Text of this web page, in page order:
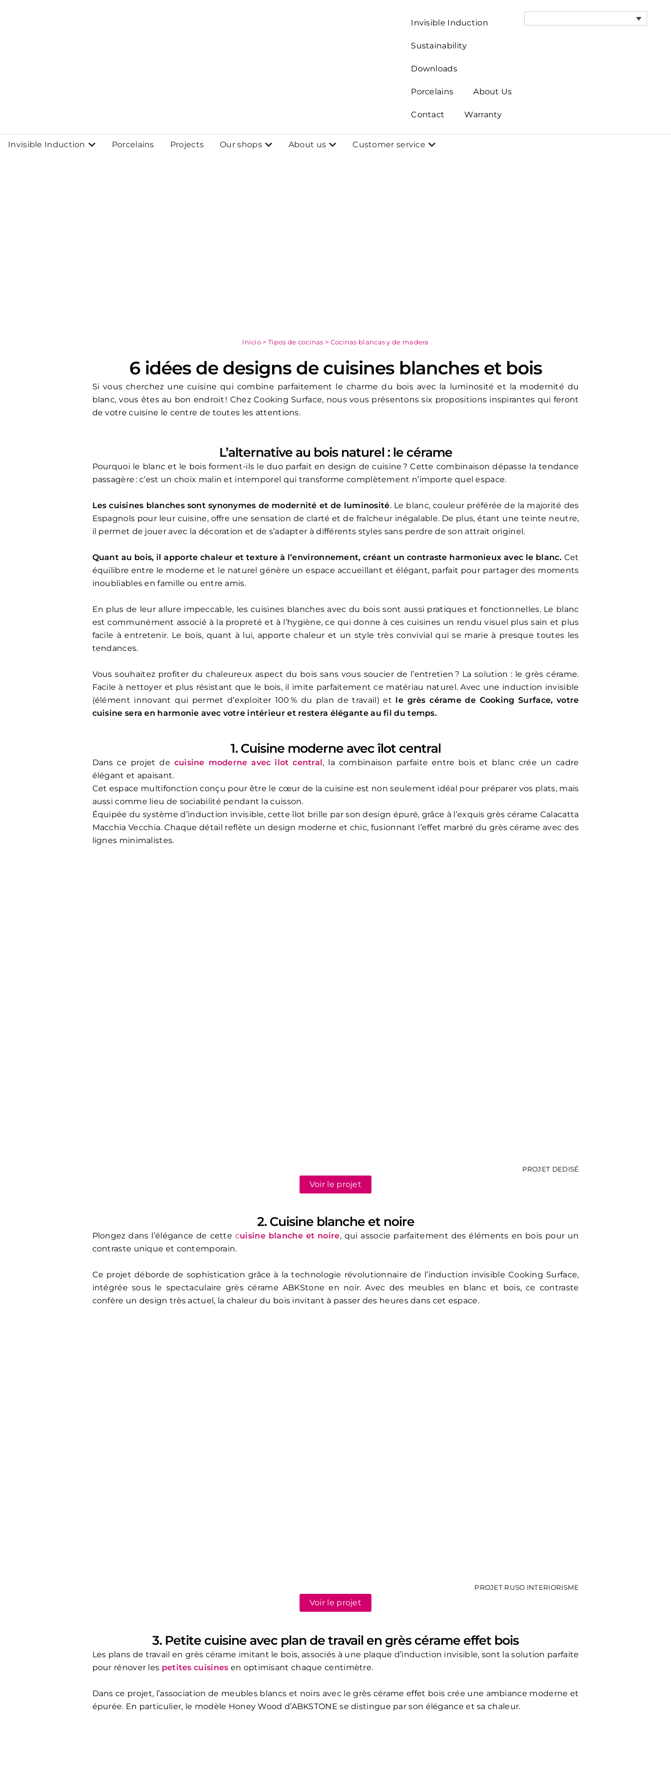
Invisible Induction
Sustainability
Downloads
Porcelains About Us
Contact Warranty
Invisible Induction Open Invisible Induction
Porcelains Projects Our shops Open Our shops
About us Open About us
Customer service Open Customer service
Inicio > Tipos de cocinas > Cocinas blancas y de madera
6 idées de designs de cuisines blanches et bois
Si vous cherchez une cuisine qui combine parfaitement le charme du bois avec la luminosité et la modernité du
blanc, vous êtes au bon endroit ! Chez Cooking Surface, nous vous présentons six propositions inspirantes qui feront
de votre cuisine le centre de toutes les attentions.
L’alternative au bois naturel : le cérame
Pourquoi le blanc et le bois forment-ils le duo parfait en design de cuisine ? Cette combinaison dépasse la tendance
passagère : c’est un choix malin et intemporel qui transforme complètement n’importe quel espace.
Les cuisines blanches sont synonymes de modernité et de luminosité. Le blanc, couleur préférée de la majorité des
Espagnols pour leur cuisine, offre une sensation de clarté et de fraîcheur inégalable. De plus, étant une teinte neutre,
il permet de jouer avec la décoration et de s’adapter à différents styles sans perdre de son attrait originel.
Quant au bois, il apporte chaleur et texture à l’environnement, créant un contraste harmonieux avec le blanc.Cet
équilibre entre le moderne et le naturel génère un espace accueillant et élégant, parfait pour partager des moments
inoubliables en famille ou entre amis.
En plus de leur allure impeccable, les cuisines blanches avec du bois sont aussi pratiques et fonctionnelles. Le blanc
est communément associé à la propreté et à l’hygiène, ce qui donne à ces cuisines un rendu visuel plus sain et plus
facile à entretenir. Le bois, quant à lui, apporte chaleur et un style très convivial qui se marie à presque toutes les
tendances.
Vous souhaitez profiter du chaleureux aspect du bois sans vous soucier de l’entretien ? La solution : le grès cérame.
Facile à nettoyer et plus résistant que le bois, il imite parfaitement ce matériau naturel. Avec une induction invisible
(élément innovant qui permet d’exploiter 100 % du plan de travail) et le grès cérame de Cooking Surface, votre
cuisine sera en harmonie avec votre intérieur et restera élégante au fil du temps.
1. Cuisine moderne avec îlot central
Dans ce projet de cuisine moderne avec îlot central, la combinaison parfaite entre bois et blanc crée un cadre
élégant et apaisant.
Cet espace multifonction conçu pour être le cœur de la cuisine est non seulement idéal pour préparer vos plats, mais
aussi comme lieu de sociabilité pendant la cuisson.
Équipée du système d’induction invisible, cette îlot brille par son design épuré, grâce à l’exquis grès cérame Calacatta
Macchia Vecchia. Chaque détail reflète un design moderne et chic, fusionnant l’effet marbré du grès cérame avec des
lignes minimalistes.
PROJET DEDISÉ
Voir le projet
2. Cuisine blanche et noire
Plongez dans l’élégance de cette cuisine blanche et noire, qui associe parfaitement des éléments en bois pour un
contraste unique et contemporain.
Ce projet déborde de sophistication grâce à la technologie révolutionnaire de l’induction invisible Cooking Surface,
intégrée sous le spectaculaire grès cérame ABKStone en noir. Avec des meubles en blanc et bois, ce contraste
confère un design très actuel, la chaleur du bois invitant à passer des heures dans cet espace.
PROJET RUSO INTERIORISME
Voir le projet
3. Petite cuisine avec plan de travail en grès cérame effet bois
Les plans de travail en grès cérame imitant le bois, associés à une plaque d’induction invisible, sont la solution parfaite
pour rénover les petites cuisines en optimisant chaque centimètre.
Dans ce projet, l’association de meubles blancs et noirs avec le grès cérame effet bois crée une ambiance moderne et
épurée. En particulier, le modèle Honey Wood d’ABKSTONE se distingue par son élégance et sa chaleur.